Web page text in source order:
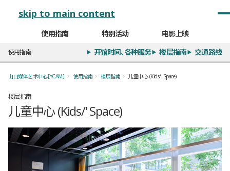
skip to main content
使用指南 特别活动 电影上映
使用指南 开馆时间、各种服务 楼层指南 交通路线
山口媒体艺术中心［YCAM］ 使用指南 楼层指南 儿童中心 (Kids/' Space)
楼层指南
儿童中心 (Kids/' Space)
全1枚のうち、1枚目のスライド